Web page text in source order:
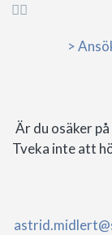

>
Är du osäker
Tveka inte att